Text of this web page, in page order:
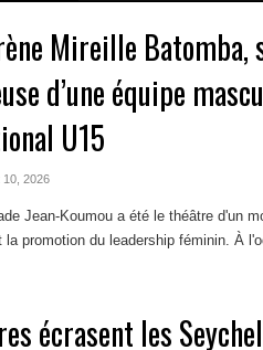
Mireille Batomba,
d’une équipe
U15
10, 2026
Jean-Koumou a été le théâtre d'un
la promotion du leadership féminin. À
écrasent les